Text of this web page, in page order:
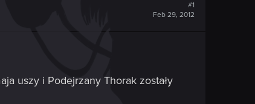
#1
Feb 29, 2012
uszy i Podejrzany Thorak zostały